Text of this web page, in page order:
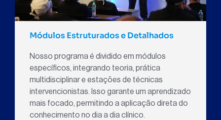
Módulos Estruturados e Detalhados
Nosso programa é dividido em módulos
específicos, integrando teoria, prática
multidisciplinar e estações de técnicas
intervencionistas. Isso garante um aprendizado
mais focado, permitindo a aplicação direta do
conhecimento no dia a dia clínico.